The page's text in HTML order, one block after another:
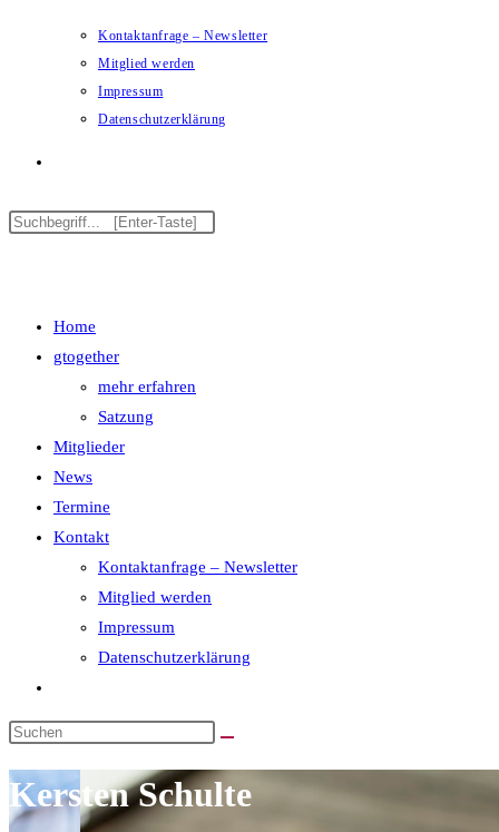
Kontaktanfrage – Newsletter
Mitglied werden
Impressum
Datenschutzerklärung
Home
gtogether
mehr erfahren
Satzung
Mitglieder
News
Termine
Kontakt
Kontaktanfrage – Newsletter
Mitglied werden
Impressum
Datenschutzerklärung
Kersten Schulte